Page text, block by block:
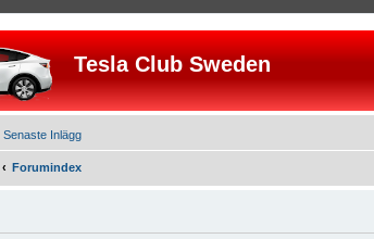
Tesla Club Sweden
Senaste Inlägg
Forumindex